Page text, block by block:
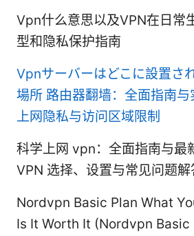
Vpn什么意思以及VPN在日常
型和隐私保护指南
Vpnサーバーはどこに設置さ
場所 路由器翻墙：全面指南
上网隐私与访问区域限制
科学上网 vpn：全面指南与最
VPN 选择、设置与常见问题解
Nordvpn Basic Plan What
Is It Worth It (Nordvpn Basic